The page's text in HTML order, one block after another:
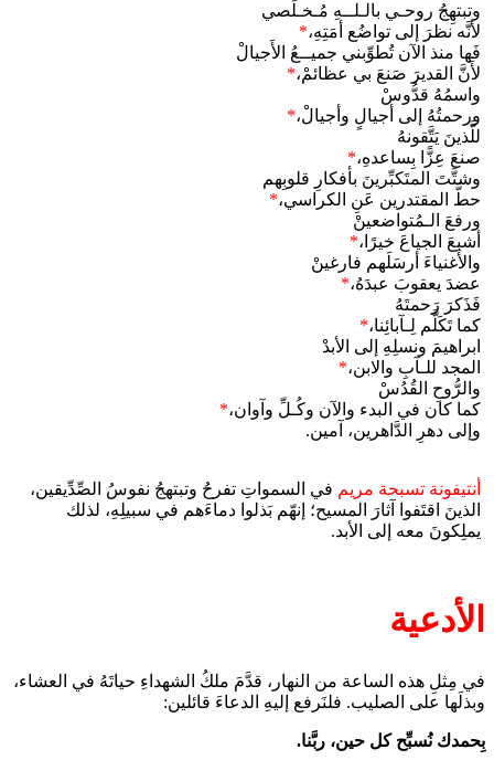
وتبتهِجُ روحـي بالـلــهِ مُـخـلِّصي
لأنَّه نظرَ إلى تواضُع أمَتِهِ،*
فَها منذ الآن تُطوِّبني جميــعُ الأَجيالْ
لأَنَّ القديرَ صَنعَ بي عظائمْ،*
واسمُهُ قدُّوسْ
ورحمتُهُ إلى أجيالٍ وأجيالْ،*
للَّذينَ يَتَّقونهُ
صنعَ عِزًّا بِساعدهِ،*
وشتَّتَ المتَكبِّرينَ بأفكارِ قلوبِهم
حطَّ المقتدرين عَنِ الكراسي،*
ورفعَ الـمُتواضعينْ
أشبعَ الجياعَ خيرًا،*
والأَغنياءَ أرسَلَهم فارغينْ
عضدَ يعقوبَ عبدَهُ،*
فَذَكرَ رَحمتَهُ
كما تَكَلَّم لِـآبائِنا،*
ابراهيمَ ونسلِهِ إلى الأبدْ
المجد للـآبِ والابن،*
والرُّوحِ القُدُسْ
كما كان في البدء والآن وكُـلِّ وآوان،*
وإلى دهرِ الدَّاهرين، آمين.
أنتيفونة تسبحة مريم في السمواتِ تفرحُ وتبتهجُ نفوسُ الصِّدِّيقين،
الذينَ اقتَفوا آثارَ المسيح؛ إنهّم بَذلوا دماءَهم في سبيلِهِ، لذلك
يملِكونَ معه إلى الأبد.
الأدعية
في مِثلِ هذه الساعة من النهار، قدَّمَ ملكُ الشهداءِ حياتَهُ في العشاء،
وبذلَها على الصليب. فلنَرفع إليهِ الدعاءَ قائلين:
بِحمدك نُسبِّح كل حين، ربَّنا.